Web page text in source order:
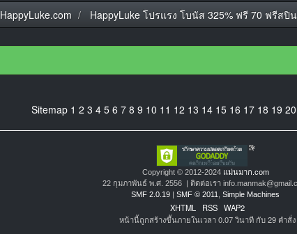
HappyLuke.com HappyLuke โปรแรง โบนัส 325% ฟรี 70 ฟรีสปิน
Sitemap 1 2 3 4 5 6 7 8 9 10 11 12 13 14 15 16 17 18 19 20
Copyright © 2012-2024 แม่นมาก.com
22 กุมภาพันธ์ พ.ศ. 2556 | ติดต่อเรา
SMF 2.0.19
SMF © 2011, Simple Machines
XHTML RSS WAP2
หน้านี้ถูกสร้างขึ้นภายในเวลา 0.07 วินาที กับ 29 คำสั่ง